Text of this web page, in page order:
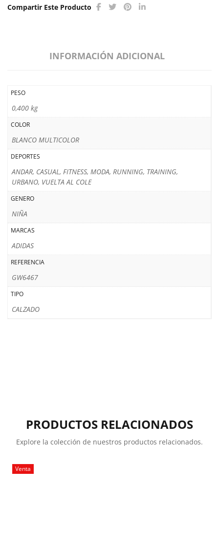
Compartir Este Producto
INFORMACIÓN ADICIONAL
PESO
0,400 kg
COLOR
BLANCO MULTICOLOR
DEPORTES
ANDAR, CASUAL, FITNESS, MODA, RUNNING, TRAINING,
URBANO, VUELTA AL COLE
GENERO
NIÑA
MARCAS
ADIDAS
REFERENCIA
GW6467
TIPO
CALZADO
PRODUCTOS RELACIONADOS
Explore la colección de nuestros productos relacionados.
Venta